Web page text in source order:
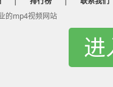
的mp4视频网站
进